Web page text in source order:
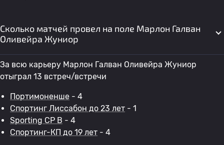
Сколько матчей провел на поле Марлон Галван
Оливейра Жуниор
За всю карьеру Марлон Галван Оливейра Жуниор
отыграл 13 встреч/встречи
Портимоненше - 4
Спортинг Лиссабон до 23 лет - 1
Sporting CP B - 4
Спортинг-КП до 19 лет - 4